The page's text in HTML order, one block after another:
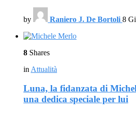
by Raniero J. De Bortoli 8
8 Shares
in Attualità
Luna, la fidanzata di
una dedica speciale per lui